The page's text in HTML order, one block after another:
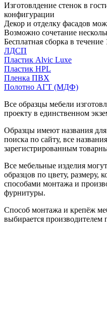
Изготовлдение стенок в
конфигурации
Декор и отделку фасадов
Возможно сочетание
Бесплатная сборка в
ЛДСП
Пластик Alvic Luxe
Пластик HPL
Пленка ПВХ
Полотно АГТ (МДФ)
Все образцы мебели
проекту в единственном
Образцы имеют названия
поиска по сайту, все
зарегистрированным
Все мебельные изделия
образцов по цвету, размеру,
способами монтажа и
фурнитуры.
Способ монтажа и крепёж
выбирается